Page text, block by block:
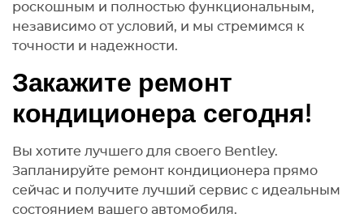
роскошным и полностью функциональным,
независимо от условий, и мы стремимся к
точности и надежности.
Закажите ремонт
кондиционера сегодня!
Вы хотите лучшего для своего Bentley.
Запланируйте ремонт кондиционера прямо
сейчас и получите лучший сервис с идеальным
состоянием вашего автомобиля.